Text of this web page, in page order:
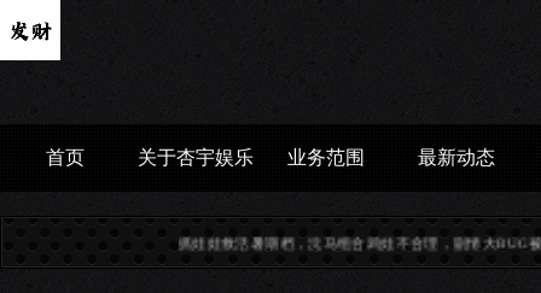
首页 关于杏宇娱乐 业务范围 最新动态
抓娃娃救活暑期档，沈马组合鸡娃不合理，剧情大BUG被忽略？...